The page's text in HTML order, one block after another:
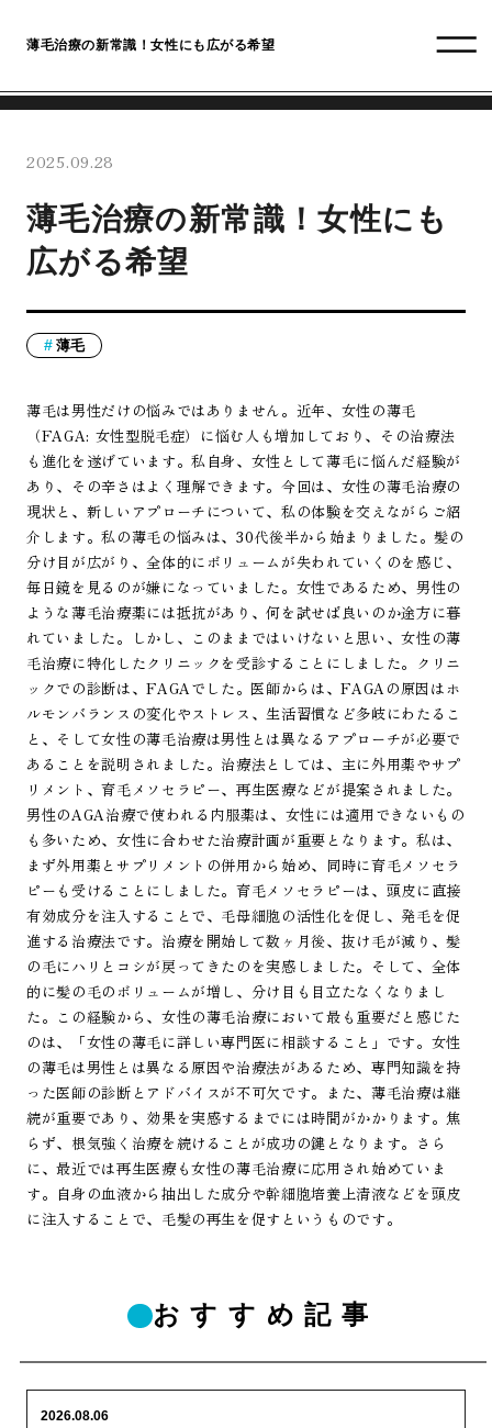
薄毛治療の新常識！女性にも広がる希望
2025.09.28
薄毛治療の新常識！女性にも
広がる希望
薄毛
薄毛は男性だけの悩みではありません。近年、女性の薄毛
（FAGA: 女性型脱毛症）に悩む人も増加しており、その治療法
も進化を遂げています。私自身、女性として薄毛に悩んだ経験が
あり、その辛さはよく理解できます。今回は、女性の薄毛治療の
現状と、新しいアプローチについて、私の体験を交えながらご紹
介します。私の薄毛の悩みは、30代後半から始まりました。髪の
分け目が広がり、全体的にボリュームが失われていくのを感じ、
毎日鏡を見るのが嫌になっていました。女性であるため、男性の
ような薄毛治療薬には抵抗があり、何を試せば良いのか途方に暮
れていました。しかし、このままではいけないと思い、女性の薄
毛治療に特化したクリニックを受診することにしました。クリニ
ックでの診断は、FAGAでした。医師からは、FAGAの原因はホ
ルモンバランスの変化やストレス、生活習慣など多岐にわたるこ
と、そして女性の薄毛治療は男性とは異なるアプローチが必要で
あることを説明されました。治療法としては、主に外用薬やサプ
リメント、育毛メソセラピー、再生医療などが提案されました。
男性のAGA治療で使われる内服薬は、女性には適用できないもの
も多いため、女性に合わせた治療計画が重要となります。私は、
まず外用薬とサプリメントの併用から始め、同時に育毛メソセラ
ピーも受けることにしました。育毛メソセラピーは、頭皮に直接
有効成分を注入することで、毛母細胞の活性化を促し、発毛を促
進する治療法です。治療を開始して数ヶ月後、抜け毛が減り、髪
の毛にハリとコシが戻ってきたのを実感しました。そして、全体
的に髪の毛のボリュームが増し、分け目も目立たなくなりまし
た。この経験から、女性の薄毛治療において最も重要だと感じた
のは、「女性の薄毛に詳しい専門医に相談すること」です。女性
の薄毛は男性とは異なる原因や治療法があるため、専門知識を持
った医師の診断とアドバイスが不可欠です。また、薄毛治療は継
続が重要であり、効果を実感するまでには時間がかかります。焦
らず、根気強く治療を続けることが成功の鍵となります。さら
に、最近では再生医療も女性の薄毛治療に応用され始めていま
す。自身の血液から抽出した成分や幹細胞培養上清液などを頭皮
に注入することで、毛髪の再生を促すというものです。
おすすめ記事
2026.08.06